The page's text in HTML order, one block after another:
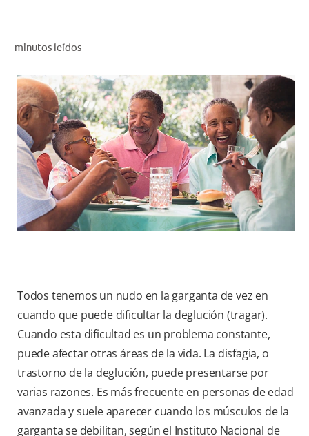
PROMOCIONES
HN (ES)
SUSCRÍBASE
minutos leídos
Todos tenemos un nudo en la garganta de vez en
cuando que puede dificultar la deglución (tragar).
Cuando esta dificultad es un problema constante,
puede afectar otras áreas de la vida. La disfagia, o
trastorno de la deglución, puede presentarse por
varias razones. Es más frecuente en personas de edad
avanzada y suele aparecer cuando los músculos de la
garganta se debilitan, según el Instituto Nacional de